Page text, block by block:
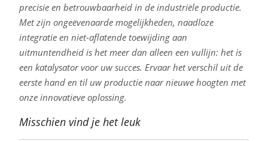
precisie en betrouwbaarheid in de industriële productie.
Met zijn ongeëvenaarde mogelijkheden, naadloze
integratie en niet-aflatende toewijding aan
uitmuntendheid is het meer dan alleen een vullijn: het is
een katalysator voor uw succes. Ervaar het verschil uit de
eerste hand en til uw productie naar nieuwe hoogten met
onze innovatieve oplossing.
Misschien vind je het leuk